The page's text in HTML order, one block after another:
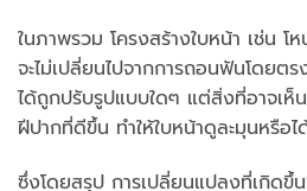
ในภาพรวม โครงสร้างใบหน้า เช่น
จะไม่เปลี่ยนไปจากการถอนฟันโดยตร
ได้ถูกปรับรูปแบบใดๆ แต่สิ่งที่อาจเ
ฝีปากที่ดีขึ้น ทำให้ใบหน้าดูละมุนหรือ
ซึ่งโดยสรุป การเปลี่ยนแปลงที่เกิด